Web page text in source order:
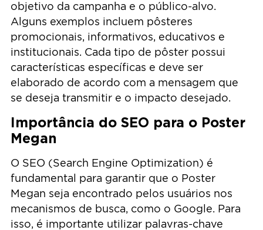
objetivo da campanha e o público-alvo.
Alguns exemplos incluem pôsteres
promocionais, informativos, educativos e
institucionais. Cada tipo de pôster possui
características específicas e deve ser
elaborado de acordo com a mensagem que
se deseja transmitir e o impacto desejado.
Importância do SEO para o Poster
Megan
O SEO (Search Engine Optimization) é
fundamental para garantir que o Poster
Megan seja encontrado pelos usuários nos
mecanismos de busca, como o Google. Para
isso, é importante utilizar palavras-chave